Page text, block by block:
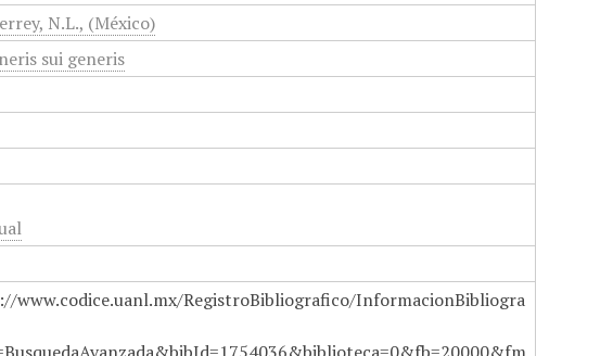
N.L., (México)
sui generis
www.codice.uanl.mx/RegistroBibliografico/InformacionBibliogra